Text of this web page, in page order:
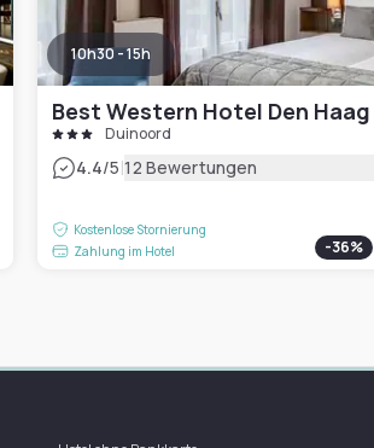
10h30 - 15h
Best Western Hotel Den Haag
Duinoord
4.4/5|12 Bewertungen
Kostenlose Stornierung
Zahlung im Hotel
-36%